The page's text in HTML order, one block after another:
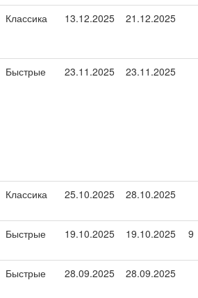
Классика 13.12.2025 21.12.2025
Быстрые 23.11.2025 23.11.2025
Классика 25.10.2025 28.10.2025
Быстрые 19.10.2025 19.10.2025 9
Быстрые 28.09.2025 28.09.2025